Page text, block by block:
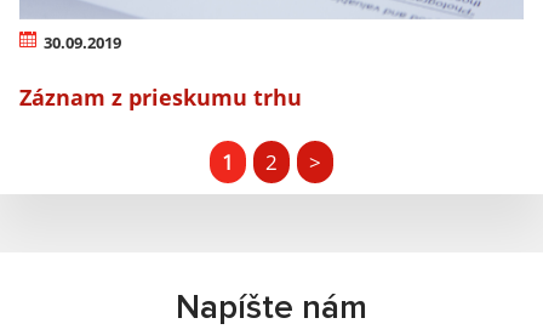
30.09.2019
Záznam z prieskumu trhu
1 2 >
Napíšte nám